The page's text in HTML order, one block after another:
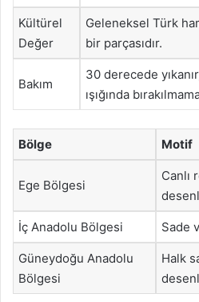
Kültürel
Değer
Geleneksel Türk
bir parçasıdır.
Bakım
30 derecede
ışığında
Bölge Motif
Ege Bölgesi
Canlı
İç Anadolu Bölgesi Sade
Güneydoğu Anadolu
Bölgesi
Halk